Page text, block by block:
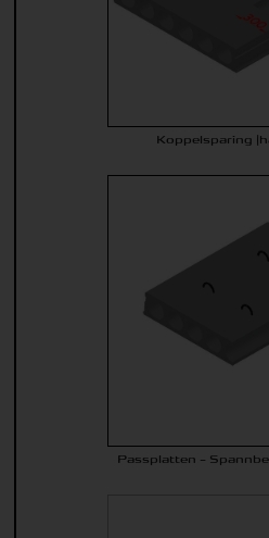
Koppelsparing
Passplatten -